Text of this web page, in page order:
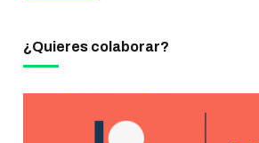
¿Quieres colaborar?